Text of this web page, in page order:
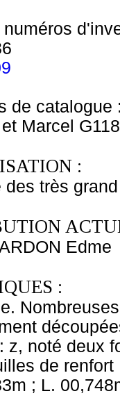
de catalogue
Marcel
:
des très
Edme
:
z, noté deux
de
; L.